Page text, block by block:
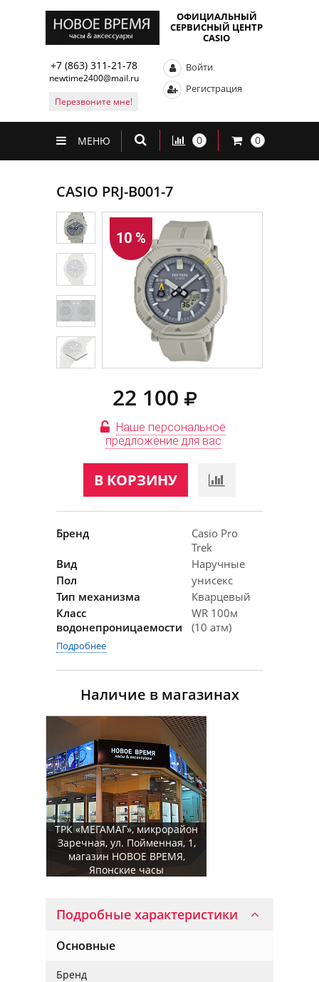
ОФИЦИАЛЬНЫЙ
СЕРВИСНЫЙ ЦЕНТР
CASIO
+7 (863) 311-21-78
newtime2400@mail.ru
Перезвоните мне!
Войти
Регистрация
МЕНЮ 0 0
CASIO PRJ-B001-7
10 %
22 100
Наше персональное
предложение для вас
В КОРЗИНУ
Бренд
Casio Pro
Trek
Вид
Наручные
Пол
унисекс
Тип механизма
Кварцевый
Класс
водонепроницаемости
WR 100м
(10 атм)
Подробнее
Наличие в магазинах
ТРК «МЕГАМАГ», микрорайон
Заречная, ул. Пойменная, 1,
магазин НОВОЕ ВРЕМЯ,
Японские часы
Подробные характеристики
Основные
Бренд